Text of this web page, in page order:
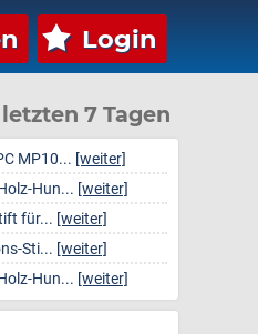
Login
7 Tagen
MP10... [weiter]
Hun... [weiter]
für... [weiter]
Sti... [weiter]
Hun... [weiter]